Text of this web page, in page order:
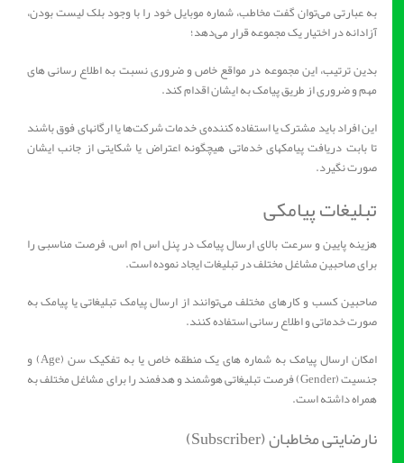
به عبارتی می‌توان گفت مخاطب، شماره موبایل خود را با وجود بلک لیست بودن،
آزادانه در اختیار یک مجموعه قرار می‌دهد؛
بدین ترتیب، این مجموعه در مواقع خاص و ضروری نسبت به اطلاع رسانی های
مهم و ضروری از طریق پیامک به ایشان اقدام کند.
این افراد باید مشترک یا استفاده کننده‌‌ی خدمات شرکت‌ها یا ارگانهای فوق باشند
تا بابت دریافت پیامکهای خدماتی هیچگونه اعتراض یا شکایتی از جانب ایشان
صورت نگیرد.
تبلیغات پیامکی
هزینه پایین و سرعت بالای ارسال پیامک در پنل اس ام اس، فرصت مناسبی را
برای صاحبین مشاغل مختلف در تبلیغات ایجاد نموده است.
صاحبین کسب و کارهای مختلف می‌توانند از ارسال پیامک تبلیغاتی یا پیامک به
صورت خدماتی و اطلاع رسانی استفاده کنند.
امکان ارسال پیامک به شماره های یک منطقه خاص یا به تفکیک سن (Age) و
جنسیت (Gender) فرصت تبلیغاتی هوشمند و هدفمند را برای مشاغل مختلف به
همراه داشته است.
نارضایتی مخاطبان (Subscriber)